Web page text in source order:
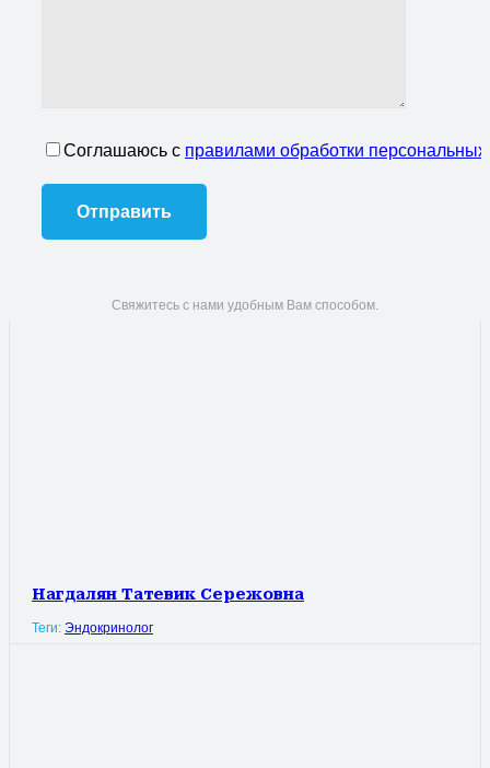
Соглашаюсь с правилами обработки
Свяжитесь с нами удобным Вам способом.
Нагдалян Татевик Сережовна
Теги: Эндокринолог